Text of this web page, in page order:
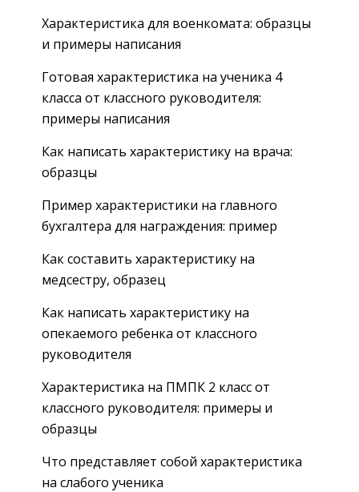
Характеристика для военкомата: образцы
и примеры написания
Готовая характеристика на ученика 4
класса от классного руководителя:
примеры написания
Как написать характеристику на врача:
образцы
Пример характеристики на главного
бухгалтера для награждения: пример
Как составить характеристику на
медсестру, образец
Как написать характеристику на
опекаемого ребенка от классного
руководителя
Характеристика на ПМПК 2 класс от
классного руководителя: примеры и
образцы
Что представляет собой характеристика
на слабого ученика